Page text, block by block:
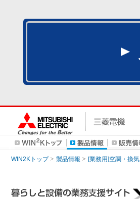
WIN2Kトップ 製品情報 [業務用]空調・換気